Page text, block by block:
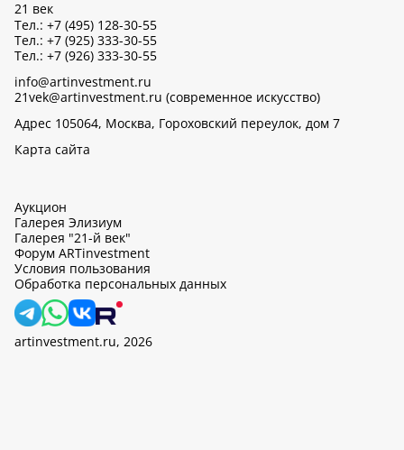
21 век
Тел.: +7 (495) 128-30-55
Тел.: +7 (925) 333-30-55
Тел.: +7 (926) 333-30-55
info@artinvestment.ru
21vek@artinvestment.ru (современное искусство)
Адрес 105064, Москва, Гороховский переулок, дом 7
Карта сайта
Аукцион
Галерея Элизиум
Галерея "21-й век"
Форум ARTinvestment
Условия пользования
Обработка персональных данных
artinvestment.ru, 2026